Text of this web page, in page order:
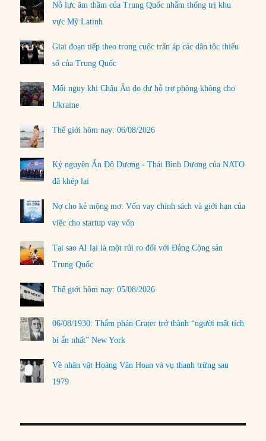
Nỗ lực âm thầm của Trung Quốc nhằm thống trị khu
vực Mỹ Latinh
Giai đoạn tiếp theo trong cuộc trấn áp các dân tộc thiểu
số của Trung Quốc
Mối nguy khi Châu Âu do dự hỗ trợ phòng không cho
Ukraine
Thế giới hôm nay: 06/08/2026
Kỷ nguyên Ấn Độ Dương - Thái Bình Dương của NATO
đã khép lại
Nợ cho kẻ mộng mơ: Vốn vay chính sách và giới hạn của
việc cho startup vay vốn
Tại sao AI lại là một rủi ro đối với Đảng Cộng sản
Trung Quốc
Thế giới hôm nay: 05/08/2026
06/08/1930: Thẩm phán Crater trở thành “người mất tích
bí ẩn nhất” New York
Về nhân vật Hoàng Văn Hoan và vụ thanh trừng sau
1979